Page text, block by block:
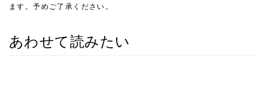
ます。予めご了承ください。
あわせて読みたい